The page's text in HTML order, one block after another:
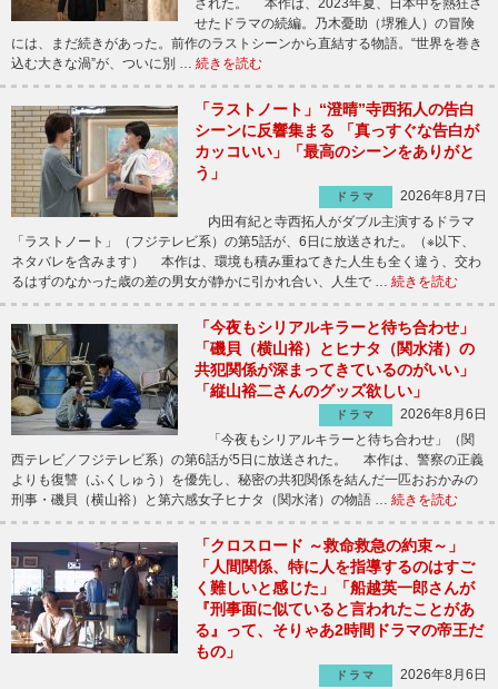
された。 本作は、2023年夏、日本中を熱狂さ
せたドラマの続編。乃木憂助（堺雅人）の冒険
には、まだ続きがあった。前作のラストシーンから直結する物語。“世界を巻き
込む大きな渦”が、ついに別 … 続きを読む
「ラストノート」“澄晴”寺西拓人の告白
シーンに反響集まる 「真っすぐな告白が
カッコいい」「最高のシーンをありがと
う」
ドラマ
2026年8月7日
内田有紀と寺西拓人がダブル主演するドラマ
「ラストノート」（フジテレビ系）の第5話が、6日に放送された。（※以下、
ネタバレを含みます） 本作は、環境も積み重ねてきた人生も全く違う、交わ
るはずのなかった歳の差の男女が静かに引かれ合い、人生で … 続きを読む
「今夜もシリアルキラーと待ち合わせ」
「磯貝（横山裕）とヒナタ（関水渚）の
共犯関係が深まってきているのがいい」
「縦山裕二さんのグッズ欲しい」
ドラマ
2026年8月6日
「今夜もシリアルキラーと待ち合わせ」（関
西テレビ／フジテレビ系）の第6話が5日に放送された。 本作は、警察の正義
よりも復讐（ふくしゅう）を優先し、秘密の共犯関係を結んだ一匹おおかみの
刑事・磯貝（横山裕）と第六感女子ヒナタ（関水渚）の物語 … 続きを読む
「クロスロード ～救命救急の約束～」
「人間関係、特に人を指導するのはすご
く難しいと感じた」「船越英一郎さんが
『刑事面に似ていると言われたことがあ
る』って、そりゃあ2時間ドラマの帝王だ
もの」
ドラマ
2026年8月6日